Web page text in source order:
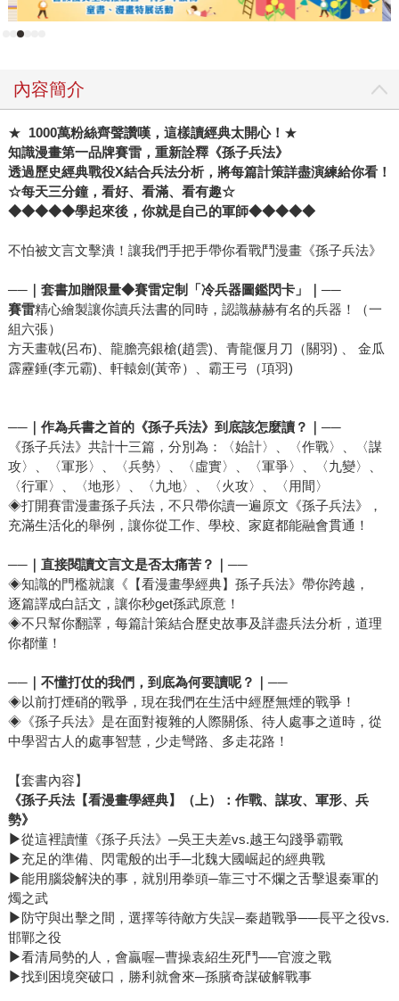
內容簡介
★ 1000萬粉絲齊聲讚嘆，這樣讀經典太開心！ ★
知識漫畫第一品牌賽雷，重新詮釋《孫子兵法》
透過歷史經典戰役X結合兵法分析，將每篇計策詳盡演練給你看！
☆每天三分鐘，看好、看滿、看有趣☆
◆◆◆◆◆學起來後，你就是自己的軍師◆◆◆◆◆
不怕被文言文擊潰！讓我們手把手帶你看戰鬥漫畫《孫子兵法》
──｜套書加贈限量◆賽雷定制
「冷兵器圖鑑閃卡」｜──
賽雷精心繪製讓你讀兵法書的同時，認識赫赫有名的兵器！（一
組六張）
方天畫戟(呂布)、龍膽亮銀槍(趙雲)、青龍偃月刀（關羽) 、 金瓜
霹靂錘(李元霸)、軒轅劍(黃帝）、霸王弓（項羽)
──｜作為兵書之首的《孫子兵法》到底該怎麼讀？｜──
《孫子兵法》共計十三篇，分別為：〈始計〉、〈作戰〉、〈謀
攻〉、〈軍形〉、〈兵勢〉、〈虛實〉、〈軍爭〉、〈九變〉、
〈行軍〉、〈地形〉、〈九地〉、〈火攻〉、〈用間〉
◈打開賽雷漫畫孫子兵法，不只帶你讀一遍原文《孫子兵法》，
充滿生活化的舉例，讓你從工作、學校、家庭都能融會貫通！
──｜直接閱讀文言文是否太痛苦？｜──
◈知識的門檻就讓《【看漫畫學經典】孫子兵法》帶你跨越，
逐篇譯成白話文，讓你秒get孫武原意！
◈不只幫你翻譯，每篇計策結合歷史故事及詳盡兵法分析，道理
你都懂！
──｜不懂打仗的我們，到底為何要讀呢？｜──
◈以前打煙硝的戰爭，現在我們在生活中經歷無煙的戰爭！
◈《孫子兵法》是在面對複雜的人際關係、待人處事之道時，從
中學習古人的處事智慧，少走彎路、多走花路！
【套書內容】
《孫子兵法【看漫畫學經典】（上）：作戰、謀攻、軍形、兵
勢》
▶從這裡讀懂《孫子兵法》─吳王夫差vs.越王勾踐爭霸戰
▶充足的準備、閃電般的出手─北魏大國崛起的經典戰
▶能用腦袋解決的事，就別用拳頭─靠三寸不爛之舌擊退秦軍的
燭之武
▶防守與出擊之間，選擇等待敵方失誤─秦趙戰爭──長平之役vs.
邯鄲之役
▶看清局勢的人，會贏喔─曹操袁紹生死鬥──官渡之戰
▶找到困境突破口，勝利就會來─孫臏奇謀破解戰事